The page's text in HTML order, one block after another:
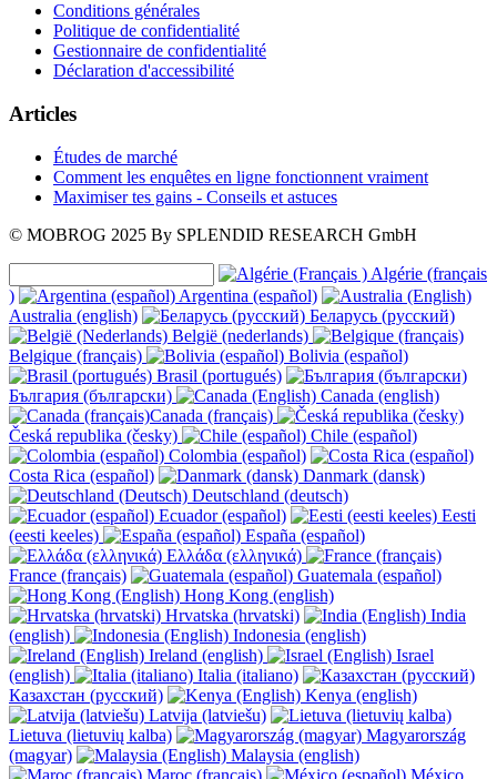
Conditions générales
Politique de confidentialité
Gestionnaire de confidentialité
Déclaration d'accessibilité
Articles
Études de marché
Comment les enquêtes en ligne fonctionnent vraiment
Maximiser tes gains - Conseils et astuces
© MOBROG 2025 By SPLENDID RESEARCH GmbH
Algérie (français
)
Argentina (español)
Australia (english)
Беларусь (русский)
België (nederlands)
Belgique (français)
Bolivia (español)
Brasil (portugués)
България (български)
Canada (english)
Canada (français)
Česká republika (česky)
Chile (español)
Colombia (español)
Costa Rica (español)
Danmark (dansk)
Deutschland (deutsch)
Ecuador (español)
Eesti
(eesti keeles)
España (español)
Ελλάδα (ελληνικά)
France (français)
Guatemala (español)
Hong Kong (english)
Hrvatska (hrvatski)
India
(english)
Indonesia (english)
Ireland (english)
Israel
(english)
Italia (italiano)
Казахстан (русский)
Kenya (english)
Latvija (latviešu)
Lietuva (lietuvių kalba)
Magyarország
(magyar)
Malaysia (english)
Maroc (français)
México